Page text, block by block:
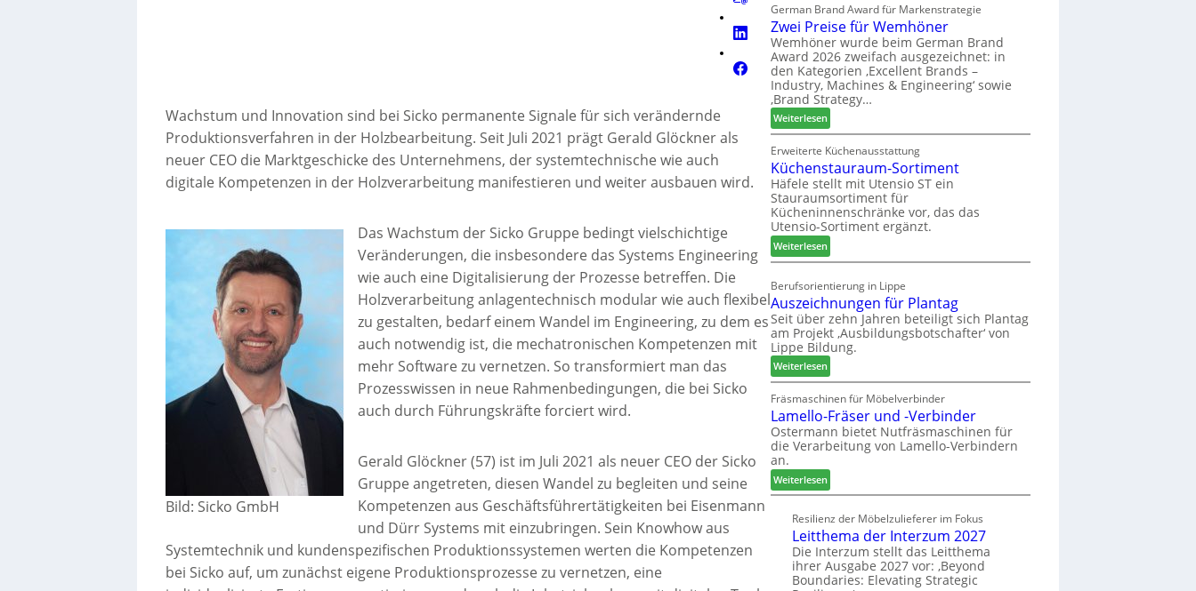
Wachstum und Innovation sind bei Sicko permanente Signale für sich verändernde
Produktionsverfahren in der Holzbearbeitung. Seit Juli 2021 prägt Gerald Glöckner als
neuer CEO die Marktgeschicke des Unternehmens, der systemtechnische wie auch
digitale Kompetenzen in der Holzverarbeitung manifestieren und weiter ausbauen wird.
Bild: Sicko GmbH
Das Wachstum der Sicko Gruppe bedingt vielschichtige
Veränderungen, die insbesondere das Systems Engineering
wie auch eine Digitalisierung der Prozesse betreffen. Die
Holzverarbeitung anlagentechnisch modular wie auch flexibel
zu gestalten, bedarf einem Wandel im Engineering, zu dem es
auch notwendig ist, die mechatronischen Kompetenzen mit
mehr Software zu vernetzen. So transformiert man das
Prozesswissen in neue Rahmenbedingungen, die bei Sicko
auch durch Führungskräfte forciert wird.
Gerald Glöckner (57) ist im Juli 2021 als neuer CEO der Sicko
Gruppe angetreten, diesen Wandel zu begleiten und seine
Kompetenzen aus Geschäftsführertätigkeiten bei Eisenmann
und Dürr Systems mit einzubringen. Sein Knowhow aus
Systemtechnik und kundenspezifischen Produktionssystemen werten die Kompetenzen
bei Sicko auf, um zunächst eigene Produktionsprozesse zu vernetzen, eine
s
t
F
ü
h
r
u
n
a
n
v
e
d
i
u
n
d
H
u
t
e
x
s
t
e
l
e
n
a
u
s
German Brand Award für Markenstrategie
Zwei Preise für Wemhöner
Wemhöner wurde beim German Brand
Award 2026 zweifach ausgezeichnet: in
den Kategorien ‚Excellent Brands –
Industry, Machines & Engineering‘ sowie
‚Brand Strategy…
Weiterlesen:
Z
w
e
i
P
r
e
i
s
f
ü
r
W
e
m
ö
n
e
r
Erweiterte Küchenausstattung
Küchenstauraum-Sortiment
Häfele stellt mit Utensio ST ein
Stauraumsortiment für
Kücheninnenschränke vor, das das
Utensio-Sortiment ergänzt.
Weiterlesen:
K
c
h
e
n
s
t
u
r
a
u
m
-
o
r
t
i
m
Berufsorientierung in Lippe
Auszeichnungen für Plantag
Seit über zehn Jahren beteiligt sich Plantag
am Projekt ‚Ausbildungsbotschafter‘ von
Lippe Bildung.
Weiterlesen:
A
u
s
z
e
h
u
n
g
e
Fräsmaschinen für Möbelverbinder
Lamello-Fräser und -Verbinder
Ostermann bietet Nutfräsmaschinen für
die Verarbeitung von Lamello-Verbindern
an.
Weiterlesen:
L
m
e
l
l
Resilienz der Möbelzulieferer im Fokus
Leitthema der Interzum 2027
Die Interzum stellt das Leitthema
ihrer Ausgabe 2027 vor: ‚Beyond
Boundaries: Elevating Strategic